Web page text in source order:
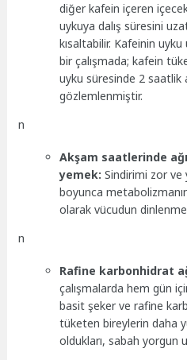
diğer kafein içeren
uykuya dalış süresini
kısaltabilir. Kafeinin
bir çalışmada; kafein
uyku süresinde 2 saatlik
gözlemlenmiştir.
n
Akşam saatlerinde
yemek: Sindirimi zor ve
boyunca
olarak vücudun
n
Rafine karbonhidrat
çalışmalarda hem gün
basit şeker ve rafine
tüketen bireylerin daha
oldukları, sabah yorgun